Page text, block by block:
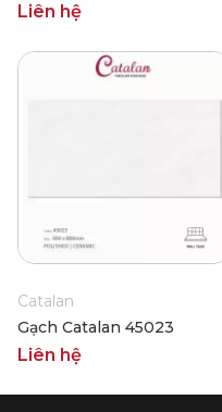
Liên hệ
Catalan
Gạch Catalan 45023
Liên hệ